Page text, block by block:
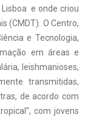
Lisboa e onde criou
(CMDT). O Centro,
e Tecnologia,
em áreas e
leishmanioses,
transmitidas,
de acordo com
com jovens